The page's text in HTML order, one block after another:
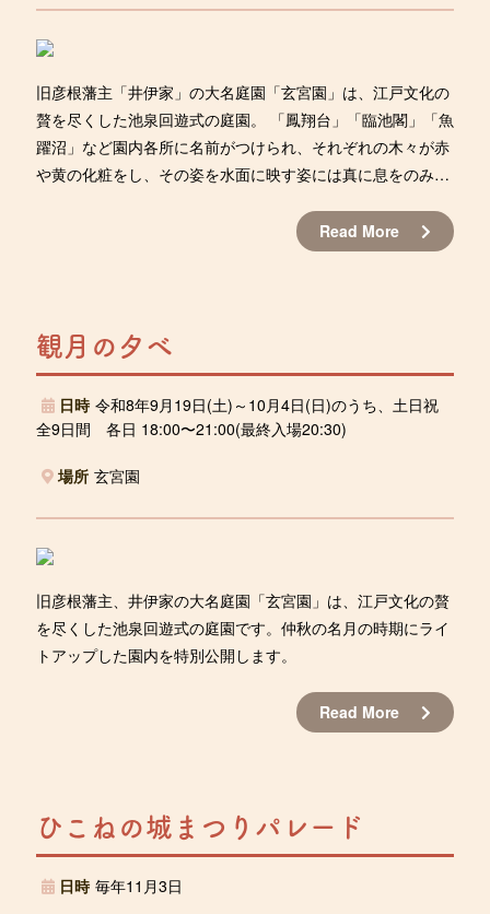
旧彦根藩主「井伊家」の大名庭園「玄宮園」は、江戸文化の
贅を尽くした池泉回遊式の庭園。 「鳳翔台」「臨池閣」「魚
躍沼」など園内各所に名前がつけられ、それぞれの木々が赤
や黄の化粧をし、その姿を水面に映す姿には真に息をのみ、
Read More
観月の夕べ
日時 令和8年9月19日(土)～10月4日(日)のうち、土日祝
全9日間 各日 18:00〜21:00(最終入場20:30)
場所 玄宮園
旧彦根藩主、井伊家の大名庭園「玄宮園」は、江戸文化の贅
を尽くした池泉回遊式の庭園です。仲秋の名月の時期にライ
トアップした園内を特別公開します。
Read More
ひこねの城まつりパレード
日時 毎年11月3日